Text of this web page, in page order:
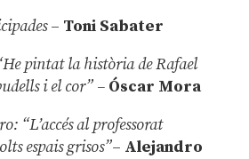
– Toni Sabater
pintat la història de Rafael
i el cor” –Óscar Mora
“L’accés al professorat
espais grisos”– Alejandro